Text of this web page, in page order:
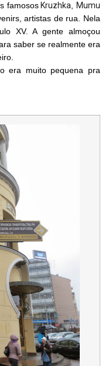
famososKruzhka, Mumu
artistas de rua. Nela
XV. A gente almoçou
saber se realmente era
era muito pequena pra